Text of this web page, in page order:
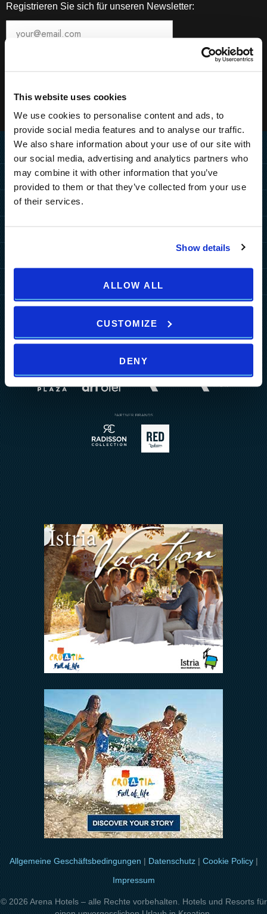
This website uses cookies
We use cookies to personalise content and ads, to
provide social media features and to analyse our traffic.
We also share information about your use of our site with
our social media, advertising and analytics partners who
may combine it with other information that you’ve
provided to them or that they’ve collected from your use
of their services.
Show details
ALLOW ALL
CUSTOMIZE
DENY
Registrieren Sie sich für unseren Newsletter:
Destination
ANREISE
Hotels
Park Plaza Histria
Guest House Riviera
Park Plaza Belvedere
ZAGREB
art'otel Zagreb
Park Plaza Verudela
Verudela Villas
Horizont Resort
MEDULIN
Arena Kažela Apartments
Ai Pini Resort
Arena Unvergessliche
Restaurant Reservierung
b2b
Nachrichten
Events
Über uns
Brochures
Buchungsanfrage
Wir Halten zusammen
Allgemeine Geschäftsbedingungen | Datenschutz| Cookie Policy|
Impressum
© 2026 Arena Hotels – alle Rechte vorbehalten. Hotels und Resorts für